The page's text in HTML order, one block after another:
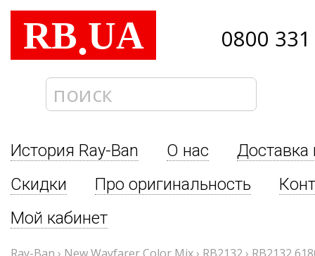
RB.UA 0800
История Ray-Ban О нас
Доставка
Скидки
Про оригинальность
Мой кабинет